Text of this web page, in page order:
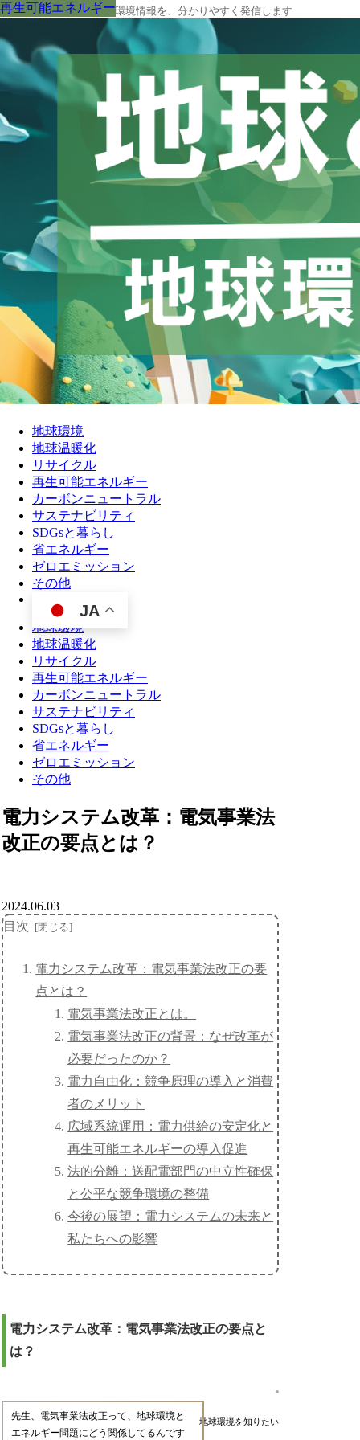
地球の今と未来に役立つ環境情報を、分かりやすく発信します
地球環境
地球温暖化
リサイクル
再生可能エネルギー
カーボンニュートラル
サステナビリティ
SDGsと暮らし
省エネルギー
ゼロエミッション
その他
JA
地球環境
地球温暖化
リサイクル
再生可能エネルギー
カーボンニュートラル
サステナビリティ
SDGsと暮らし
省エネルギー
ゼロエミッション
その他
電力システム改革：電気事業法
改正の要点とは？
再生可能エネルギー
2024.06.03
目次
電力システム改革：電気事業法改正の要
点とは？
電気事業法改正とは。
電気事業法改正の背景：なぜ改革が
必要だったのか？
電力自由化：競争原理の導入と消費
者のメリット
広域系統運用：電力供給の安定化と
再生可能エネルギーの導入促進
法的分離：送配電部門の中立性確保
と公平な競争環境の整備
今後の展望：電力システムの未来と
私たちへの影響
電力システム改革：電気事業法改正の要点と
は？
地球環境を知りたい
先生、電気事業法改正って、地球環境と
エネルギー問題にどう関係してるんです
再生可能エネルギー
再生可能エネルギー
再生可能エネルギー
再生可能エネルギー
再生可能エネルギー
再生可能エネルギー
再生可能エネルギー
再生可能エネルギー